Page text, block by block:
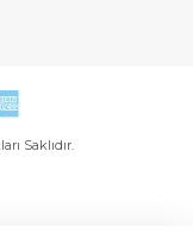
Saklıdır.